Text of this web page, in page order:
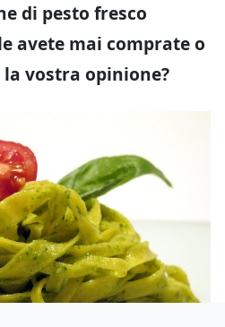
di pesto fresco
avete mai comprate o
la vostra opinione?